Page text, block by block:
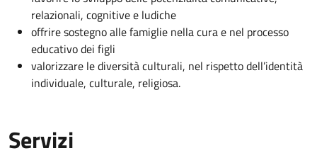
relazionali, cognitive e ludiche
offrire sostegno alle famiglie nella cura e nel processo
educativo dei figli
valorizzare le diversità culturali, nel rispetto dell’identità
individuale, culturale, religiosa.
Servizi